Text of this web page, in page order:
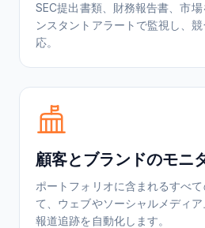
SEC提出書類、財務報告書、市
ンスタントアラートで監視し、
応。
顧客とブランドのモニ
ポートフォリオに含まれるすべ
て、ウェブやソーシャルメディ
報道追跡を自動化します。